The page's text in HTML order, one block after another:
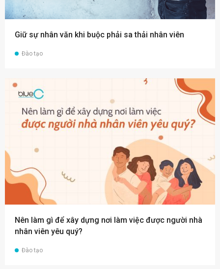
Giữ sự nhân văn khi buộc phải sa thải nhân viên
Đào tạo
Nên làm gì để xây dựng nơi làm việc được người nhà
nhân viên yêu quý?
Đào tạo